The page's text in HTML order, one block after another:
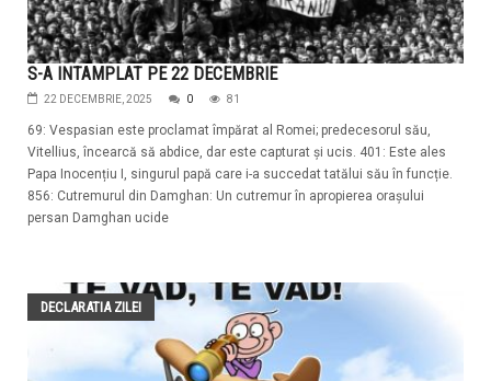
S-A INTAMPLAT PE 22 DECEMBRIE
22 DECEMBRIE, 2025 0 81
69: Vespasian este proclamat împărat al Romei; predecesorul său,
Vitellius, încearcă să abdice, dar este capturat și ucis. 401: Este ales
Papa Inocențiu I, singurul papă care i-a succedat tatălui său în funcție.
856: Cutremurul din Damghan: Un cutremur în apropierea orașului
persan Damghan ucide
DECLARATIA ZILEI